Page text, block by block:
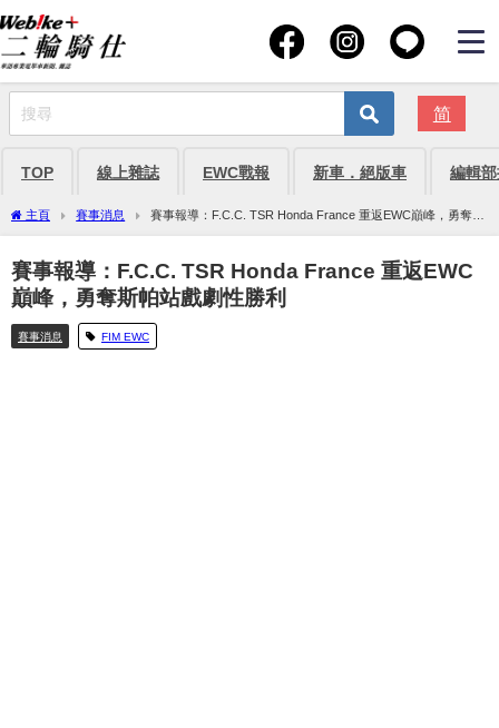
简
TOP 線上雜誌 EWC戰報 新車．絕版車 編輯
主頁 賽事消息
賽事報導：F.C.C. TSR Honda France 重返EWC巔峰，勇奪斯
帕站戲劇性勝利
賽事報導：F.C.C. TSR Honda France 重返EWC
巔峰，勇奪斯帕站戲劇性勝利
賽事消息 FIM EWC